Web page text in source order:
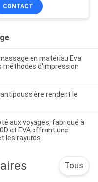
CONTACT
en matériau Eva
méthodes d'impression
rendent le
aux voyages, fabriqué à
et EVA offrant une
les rayures
Tous